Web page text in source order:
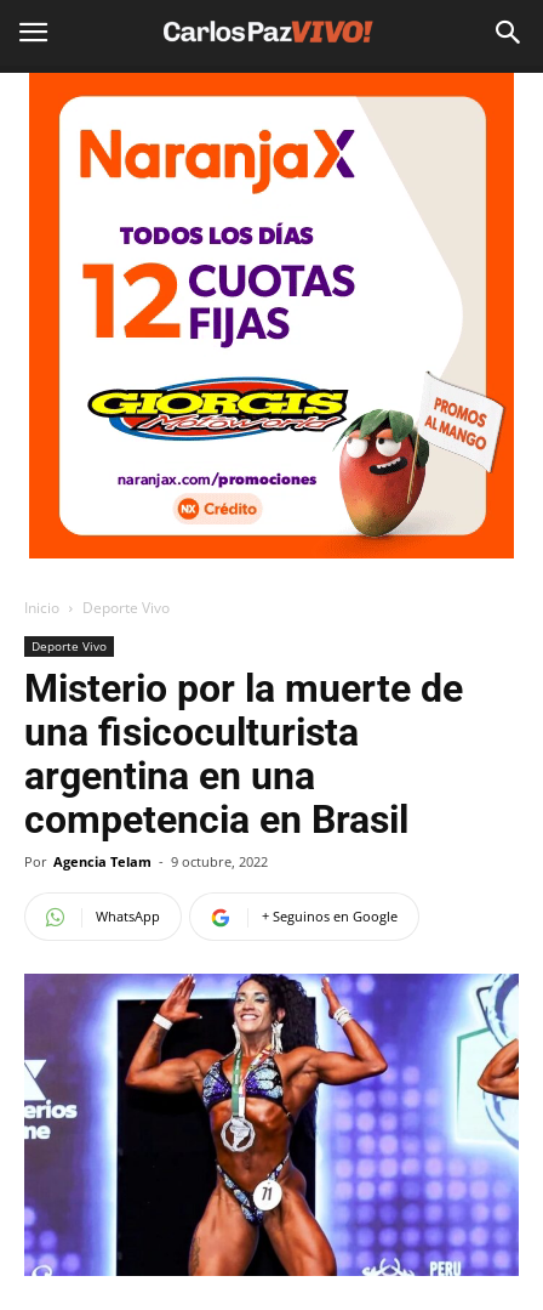
Inicio Deporte Vivo
Deporte Vivo
Misterio por la muerte de
una fisicoculturista
argentina en una
competencia en Brasil
Por Agencia Telam - 9 octubre, 2022
WhatsApp + Seguinos en Google